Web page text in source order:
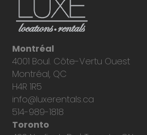
Montréal
4001 Boul. Côte-Vertu Ouest
Montréal, QC
H4R 1R5
info@luxerentals.ca
514-989-1818
Toronto